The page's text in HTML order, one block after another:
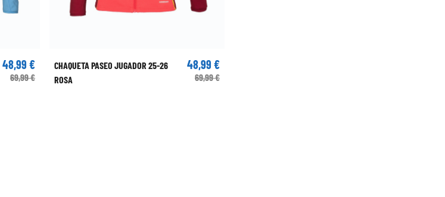
48,99 €
69,99 €
CHAQUETA PASEO JUGADOR 25-26
ROSA
48,99 €
69,99 €